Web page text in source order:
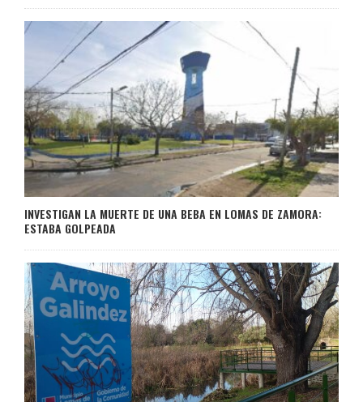
INVESTIGAN LA MUERTE DE UNA BEBA EN LOMAS DE ZAMORA:
ESTABA GOLPEADA